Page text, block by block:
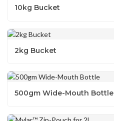
10kg Bucket
2kg Bucket
500gm Wide-Mouth Bottle